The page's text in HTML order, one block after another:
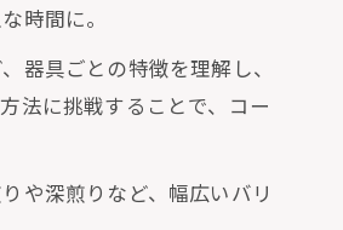
時間に。
器具ごとの特徴を理解し、
法に挑戦することで、コー
や深煎りなど、幅広いバリ